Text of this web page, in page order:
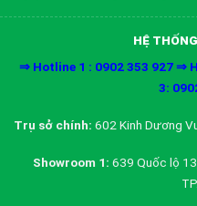
HỆ
⇒ Hotline 1 : 0902 353 927 ⇒
3:
Trụ sở chính: 602 Kinh Dương
Showroom 1: 639 Quốc lộ